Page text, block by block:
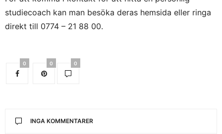
studiecoach kan man besöka deras hemsida eller ringa
direkt till 0774 – 21 88 00.
0 0 0
INGA KOMMENTARER